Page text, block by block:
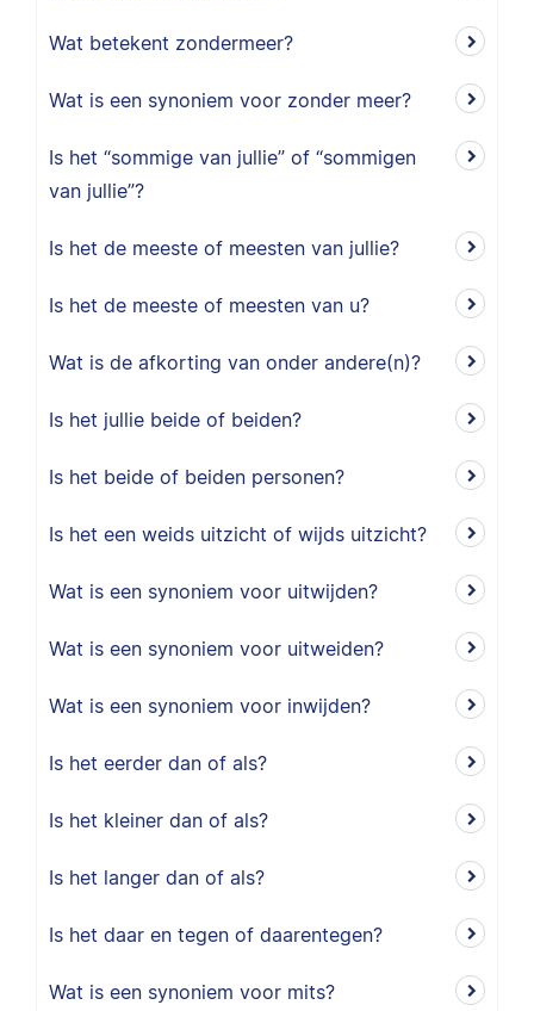
Wat betekent zondermeer?
Wat is een synoniem voor zonder meer?
Is het “sommige van jullie” of “sommigen
van jullie”?
Is het de meeste of meesten van jullie?
Is het de meeste of meesten van u?
Wat is de afkorting van onder andere(n)?
Is het jullie beide of beiden?
Is het beide of beiden personen?
Is het een weids uitzicht of wijds uitzicht?
Wat is een synoniem voor uitwijden?
Wat is een synoniem voor uitweiden?
Wat is een synoniem voor inwijden?
Is het eerder dan of als?
Is het kleiner dan of als?
Is het langer dan of als?
Is het daar en tegen of daarentegen?
Wat is een synoniem voor mits?